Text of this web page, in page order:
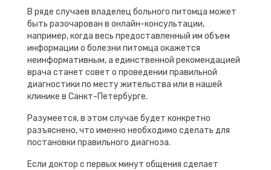
В ряде случаев владелец больного питомца может
быть разочарован в онлайн-консультации,
например, когда весь предоставленный им объем
информации о болезни питомца окажется
неинформативным, а единственной рекомендацией
врача станет совет о проведении правильной
диагностики по месту жительства или в нашей
клинике в Санкт-Петербурге.
Разумеется, в этом случае будет конкретно
разъяснено, что именно необходимо сделать для
постановки правильного диагноза.
Если доктор с первых минут общения сделает